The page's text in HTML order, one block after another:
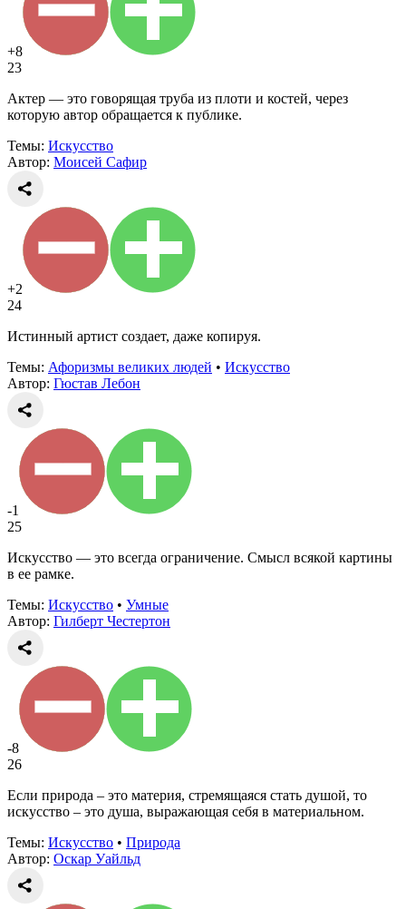
+8
23
Актер — это говорящая труба из плоти и костей, через
которую автор обращается к публике.
Темы: Искусство
Автор: Моисей Сафир
+2
24
Истинный артист создает, даже копируя.
Темы: Афоризмы великих людей • Искусство
Автор: Гюстав Лебон
-1
25
Искусство — это всегда ограничение. Смысл всякой картины
в ее рамке.
Темы: Искусство • Умные
Автор: Гилберт Честертон
-8
26
Если природа – это материя, стремящаяся стать душой, то
искусство – это душа, выражающая себя в материальном.
Темы: Искусство • Природа
Автор: Оскар Уайльд